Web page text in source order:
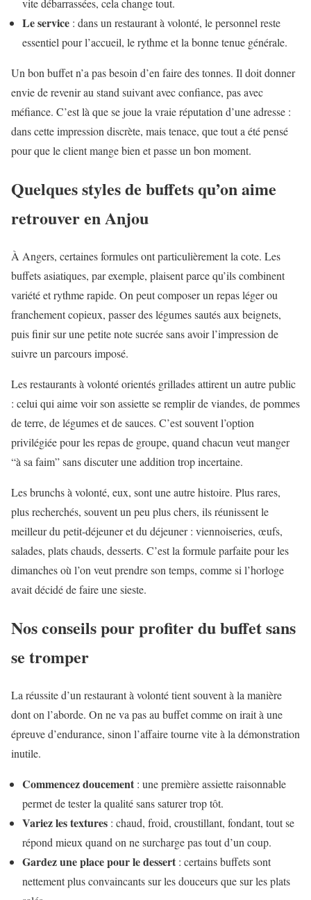
vite débarrassées, cela change tout.
Le service : dans un restaurant à volonté, le personnel reste
essentiel pour l’accueil, le rythme et la bonne tenue générale.
Un bon buffet n’a pas besoin d’en faire des tonnes. Il doit donner
envie de revenir au stand suivant avec confiance, pas avec
méfiance. C’est là que se joue la vraie réputation d’une adresse :
dans cette impression discrète, mais tenace, que tout a été pensé
pour que le client mange bien et passe un bon moment.
Quelques styles de buffets qu’on aime
retrouver en Anjou
À Angers, certaines formules ont particulièrement la cote. Les
buffets asiatiques, par exemple, plaisent parce qu’ils combinent
variété et rythme rapide. On peut composer un repas léger ou
franchement copieux, passer des légumes sautés aux beignets,
puis finir sur une petite note sucrée sans avoir l’impression de
suivre un parcours imposé.
Les restaurants à volonté orientés grillades attirent un autre public
: celui qui aime voir son assiette se remplir de viandes, de pommes
de terre, de légumes et de sauces. C’est souvent l’option
privilégiée pour les repas de groupe, quand chacun veut manger
“à sa faim” sans discuter une addition trop incertaine.
Les brunchs à volonté, eux, sont une autre histoire. Plus rares,
plus recherchés, souvent un peu plus chers, ils réunissent le
meilleur du petit-déjeuner et du déjeuner : viennoiseries, œufs,
salades, plats chauds, desserts. C’est la formule parfaite pour les
dimanches où l’on veut prendre son temps, comme si l’horloge
avait décidé de faire une sieste.
Nos conseils pour profiter du buffet sans
se tromper
La réussite d’un restaurant à volonté tient souvent à la manière
dont on l’aborde. On ne va pas au buffet comme on irait à une
épreuve d’endurance, sinon l’affaire tourne vite à la démonstration
inutile.
Commencez doucement : une première assiette raisonnable
permet de tester la qualité sans saturer trop tôt.
Variez les textures : chaud, froid, croustillant, fondant, tout se
répond mieux quand on ne surcharge pas tout d’un coup.
Gardez une place pour le dessert : certains buffets sont
nettement plus convaincants sur les douceurs que sur les plats